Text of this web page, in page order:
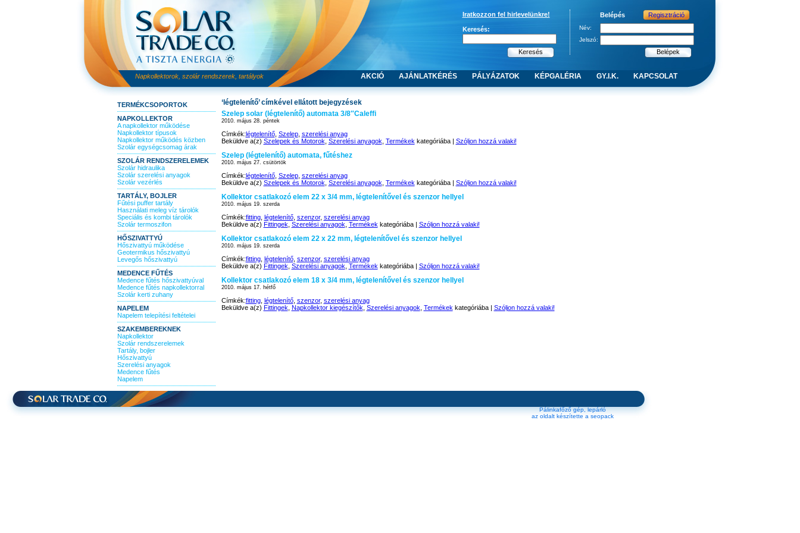
Keresés:
Belépés Regisztráció
Név:
Jelszó:
Iratkozzon fel hirlevelünkre!
Napkollektorok, szolár rendszerek, tartályok AKCIÓ AJÁNLATKÉRÉS PÁLYÁZATOK KÉPGALÉRIA GY.I.K. KAPCSOLAT
TERMÉKCSOPORTOK
NAPKOLLEKTOR
A napkollektor működése
Napkollektor típusok
Napkollektor működés közben
Szolár egységcsomag árak
SZOLÁR RENDSZERELEMEK
Szolár hidraulika
Szolár szerelési anyagok
Szolár vezérlés
TARTÁLY, BOJLER
Fűtési puffer tartály
Használati meleg víz tárolók
Speciális és kombi tárolók
Szolár termoszifon
HŐSZIVATTYÚ
Hőszivattyú működése
Geotermikus hőszivattyú
Levegős hőszivattyú
MEDENCE FŰTÉS
Medence fűtés hőszivattyúval
Medence fűtés napkollektorral
Szolár kerti zuhany
NAPELEM
Napelem telepítési feltételei
SZAKEMBEREKNEK
Napkollektor
Szolár rendszerelemek
Tartály, bojler
Hőszivattyú
Szerelési anyagok
Medence fűtés
Napelem
‘légtelenítő’ címkével ellátott bejegyzések
Szelep solar (légtelenítő) automata 3/8″Caleffi
2010. május 28. péntek
Címkék:légtelenítő, Szelep, szerelési anyag
Beküldve a(z) Szelepek és Motorok Szerelési anyagok Termékek kategóriába | Szóljon hozzá valaki!
Szelep (légtelenítő) automata, fűtéshez
2010. május 27. csütörtök
Címkék:légtelenítő, Szelep, szerelési anyag
Beküldve a(z) Szelepek és Motorok Szerelési anyagok Termékek kategóriába | Szóljon hozzá valaki!
Kollektor csatlakozó elem 22 x 3/4 mm, légtelenítővel és szenzor hellyel
2010. május 19. szerda
Címkék:fitting, légtelenítő, szenzor, szerelési anyag
Beküldve a(z) Fittingek Szerelési anyagok Termékek kategóriába | Szóljon hozzá valaki!
Kollektor csatlakozó elem 22 x 22 mm, légtelenítővel és szenzor hellyel
2010. május 19. szerda
Címkék:fitting, légtelenítő, szenzor, szerelési anyag
Beküldve a(z) Fittingek Szerelési anyagok Termékek kategóriába | Szóljon hozzá valaki!
Kollektor csatlakozó elem 18 x 3/4 mm, légtelenítővel és szenzor hellyel
2010. május 17. hétfő
Címkék:fitting, légtelenítő, szenzor, szerelési anyag
Beküldve a(z) Fittingek Napkollektor kiegészítők Szerelési anyagok Termékek kategóriába | Szóljon hozzá valaki!
Pálinkafőző gép, lepárló
az oldalt készítette a seopack